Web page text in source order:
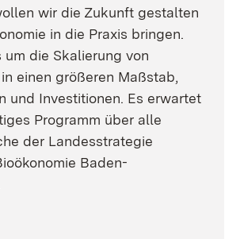
wir die Zukunft gestalten
in die Praxis bringen.
um die Skalierung von
einen größeren Maßstab,
und Investitionen. Es erwartet
Programm über alle
der Landesstrategie
Baden-